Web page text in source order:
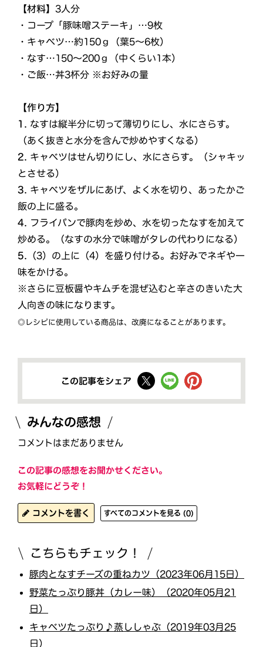
【材料】3人分
・コープ「豚味噌ステーキ」…9枚
・キャベツ…約150ｇ（葉5～6枚）
・なす…150～200ｇ（中くらい1本）
・ご飯…丼3杯分 ※お好みの量
【作り方】
1. なすは縦半分に切って薄切りにし、水にさらす。
（あく抜きと水分を含んで炒めやすくなる）
2. キャベツはせん切りにし、水にさらす。（シャキッ
とさせる）
3. キャベツをザルにあげ、よく水を切り、あったかご
飯の上に盛る。
4. フライパンで豚肉を炒め、水を切ったなすを加えて
炒める。（なすの水分で味噌がタレの代わりになる）
5. （3）の上に（4）を盛り付ける。お好みでネギや一
味をかける。
※さらに豆板醤やキムチを混ぜ込むと辛さのきいた大
人向きの味になります。
◎レシピに使用している商品は、改廃になることがあります。
この記事をシェア
みんなの感想
コメントはまだありません
この記事の感想をお聞かせください。
お気軽にどうぞ！
コメントを書く すべてのコメントを見る (0)
こちらもチェック！
豚肉となすチーズの重ねカツ（2023年06月15日）
野菜たっぷり豚丼（カレー味）（2020年05月21
日）
キャベツたっぷり♪蒸ししゃぶ（2019年03月25
日）